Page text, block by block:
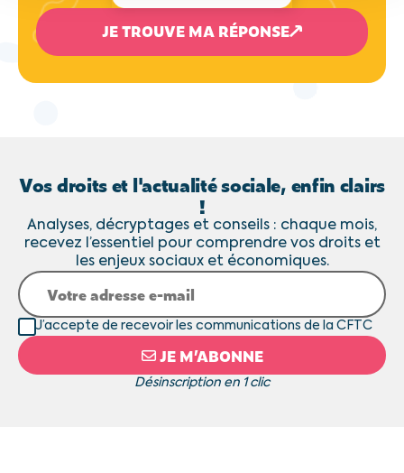
JE TROUVE MA RÉPONSE
Vos droits et l'actualité sociale, enfin clairs
!
Analyses, décryptages et conseils : chaque mois,
recevez l’essentiel pour comprendre vos droits et
les enjeux sociaux et économiques.
JE M’ABONNE
Désinscription en 1 clic
J’accepte de recevoir les communications de la CFTC